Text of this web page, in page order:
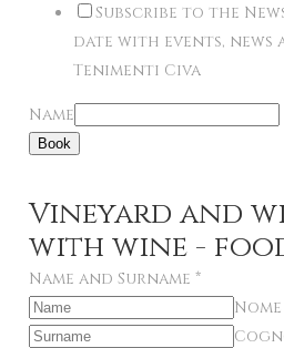
Subscribe to the
date with events,
Tenimenti Civa
Name
Book
Vineyard and
with wine -
Name and Surname *
Nome